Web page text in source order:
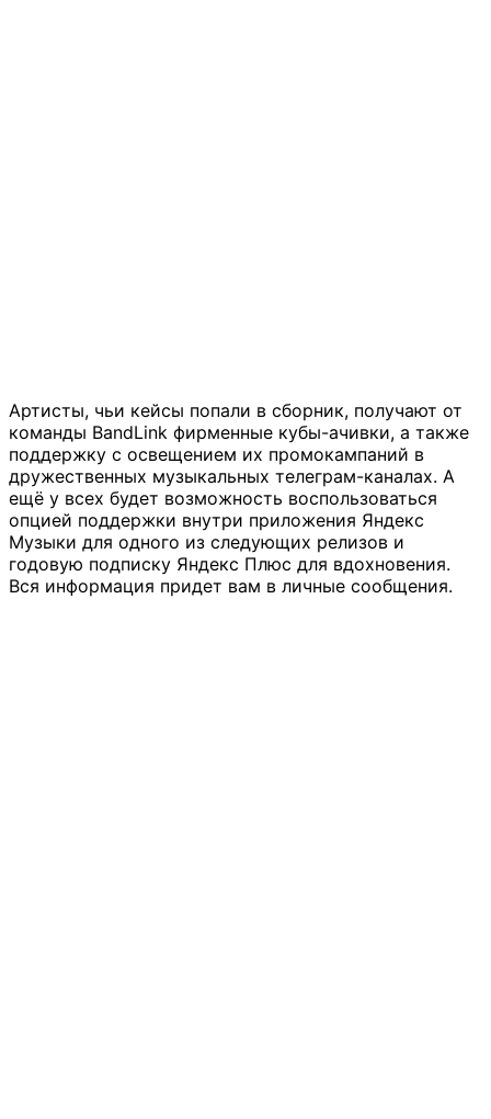
Артисты, чьи кейсы попали в сборник, получают от
команды BandLink фирменные кубы-ачивки, а также
поддержку с освещением их промокампаний в
дружественных музыкальных телеграм-каналах. А
ещё у всех будет возможность воспользоваться
опцией поддержки внутри приложения Яндекс
Музыки для одного из следующих релизов и
годовую подписку Яндекс Плюс для вдохновения.
Вся информация придет вам в личные сообщения.